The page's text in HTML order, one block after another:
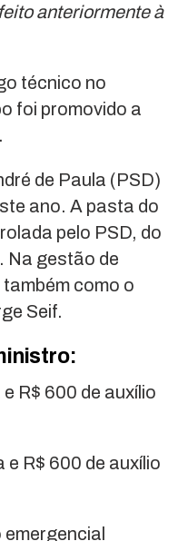
anteriormente à
técnico no
foi promovido a
de Paula (PSD)
ano. A pasta do
pelo PSD, do
Na gestão de
como o
Seif.
R$ 600 de auxílio
R$ 600 de auxílio